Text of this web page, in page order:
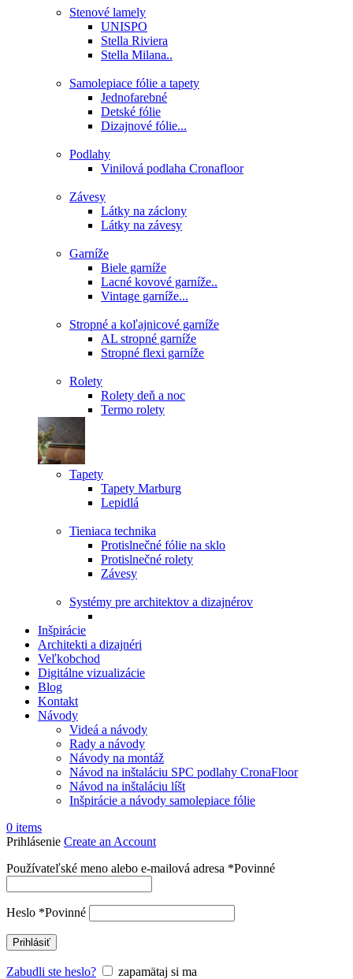
Stenové lamely
UNISPO
Stella Riviera
Stella Milana..
Samolepiace fólie a tapety
Jednofarebné
Detské fólie
Dizajnové fólie...
Podlahy
Vinilová podlaha Cronafloor
Závesy
Látky na záclony
Látky na závesy
Garníže
Biele garníže
Lacné kovové garníže..
Vintage garníže...
Stropné a koľajnicové garníže
AL stropné garníže
Stropné flexi garníže
Rolety
Rolety deň a noc
Termo rolety
Tapety
Tapety Marburg
Lepidlá
Tieniaca technika
Protislnečné fólie na sklo
Protislnečné rolety
Závesy
Systémy pre architektov a dizajnérov
Inšpirácie
Architekti a dizajnéri
Veľkobchod
Digitálne vizualizácie
Blog
Kontakt
Návody
Videá a návody
Rady a návody
Návody na montáž
Návod na inštaláciu SPC podlahy CronaFloor
Návod na inštaláciu líšt
Inšpirácie a návody samolepiace fólie
0 items
Prihlásenie Create an Account
Používateľské meno alebo e-mailová adresa *Povinné
Heslo *Povinné
Prihlásiť
Zabudli ste heslo? zapamätaj si ma